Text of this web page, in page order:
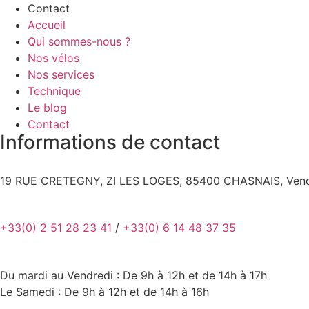
Contact
Accueil
Qui sommes-nous ?
Nos vélos
Nos services
Technique
Le blog
Contact
Informations de contact
19 RUE CRETEGNY, ZI LES LOGES, 85400 CHASNAIS,
+33(0) 2 51 28 23 41 / +33(0) 6 14 48 37 35
Du mardi au Vendredi : De 9h à 12h et de 14h à 17h
Le Samedi : De 9h à 12h et de 14h à 16h